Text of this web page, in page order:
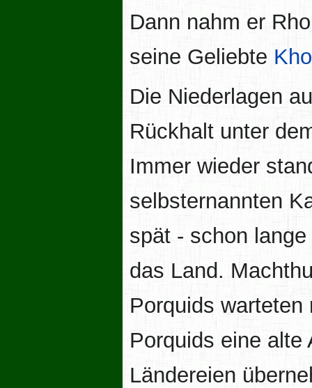
Dann nahm er
seine Geliebte
Die Niederlagen
Rückhalt unter
Immer wieder
selbsternannten
spät - schon
das Land.
Porquids
Porquids eine alte
Ländereien